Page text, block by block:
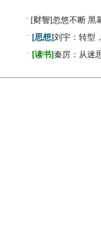
· [财智]忽悠不断 黑
· [思想]刘宇：转型
· [读书]秦厉：从迷